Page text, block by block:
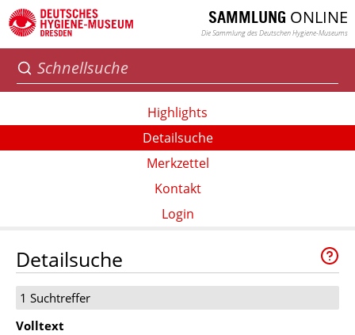
SAMMLUNG ONLINE
Die Sammlung des Deutschen Hygiene-Museums
Highlights
Detailsuche
Merkzettel
Kontakt
Login
Detailsuche
1 Suchtreffer
Volltext